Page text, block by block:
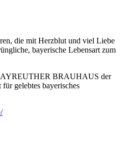
die mit Herzblut und viel Liebe
bayerische Lebensart zum
BRAUHAUS der
gelebtes bayerisches